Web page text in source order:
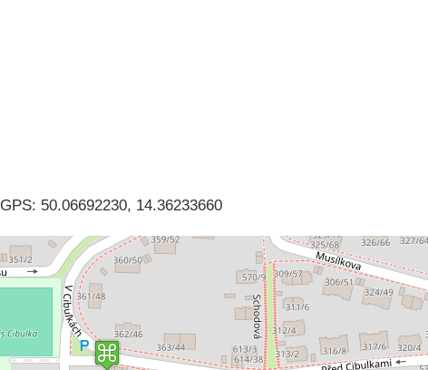
GPS: 50.06692230, 14.36233660